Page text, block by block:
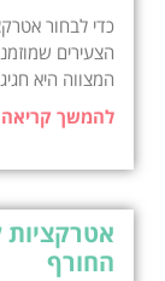
כדי לבחור
הצעירים
המצווה היא חגיגה של
להמשך
החורף